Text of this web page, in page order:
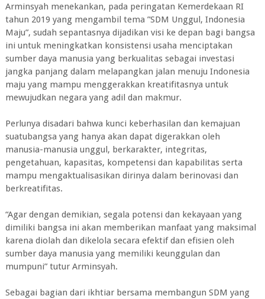
Arminsyah menekankan, pada peringatan Kemerdekaan RI
tahun 2019 yang mengambil tema ”SDM Unggul, Indonesia
Maju”, sudah sepantasnya dijadikan visi ke depan bagi bangsa
ini untuk meningkatkan konsistensi usaha menciptakan
sumber daya manusia yang berkualitas sebagai investasi
jangka panjang dalam melapangkan jalan menuju Indonesia
maju yang mampu menggerakkan kreatifitasnya untuk
mewujudkan negara yang adil dan makmur.
Perlunya disadari bahwa kunci keberhasilan dan kemajuan
suatubangsa yang hanya akan dapat digerakkan oleh
manusia-manusia unggul, berkarakter, integritas,
pengetahuan, kapasitas, kompetensi dan kapabilitas serta
mampu mengaktualisasikan dirinya dalam berinovasi dan
berkreatifitas.
“Agar dengan demikian, segala potensi dan kekayaan yang
dimiliki bangsa ini akan memberikan manfaat yang maksimal
karena diolah dan dikelola secara efektif dan efisien oleh
sumber daya manusia yang memiliki keunggulan dan
mumpuni” tutur Arminsyah.
Sebagai bagian dari ikhtiar bersama membangun SDM yang